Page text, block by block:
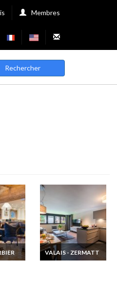
Membres
Rechercher
de
VALAIS - ZERMATT
Location